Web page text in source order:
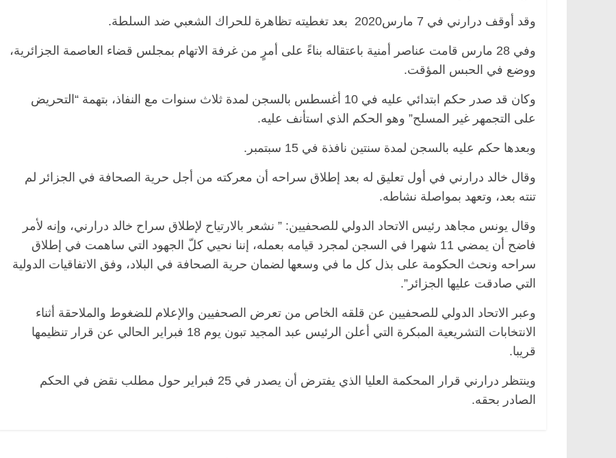
وقد أوقف درارني في 7 مارس2020 بعد تغطيته تظاهرة للحراك الشعبي ضد السلطة.
وفي 28 مارس قامت عناصر أمنية باعتقاله بناءً على أمرٍ من غرفة الاتهام بمجلس قضاء العاصمة الجزائرية،
ووضع في الحبس المؤقت.
وكان قد صدر حكم ابتدائي عليه في 10 أغسطس بالسجن لمدة ثلاث سنوات مع النفاذ، بتهمة “التحريض
على التجمهر غير المسلح” وهو الحكم الذي استأنف عليه.
وبعدها حكم عليه بالسجن لمدة سنتين نافذة في 15 سبتمبر.
وقال خالد درارني في أول تعليق له بعد إطلاق سراحه أن معركته من أجل حرية الصحافة في الجزائر لم
تنته بعد، وتعهد بمواصلة نشاطه.
وقال يونس مجاهد رئيس الاتحاد الدولي للصحفيين: ” نشعر بالارتياح لإطلاق سراح خالد درارني، وإنه لأمر
فاضح أن يمضي 11 شهرا في السجن لمجرد قيامه بعمله، إننا نحيي كلّ الجهود التي ساهمت في إطلاق
سراحه ونحث الحكومة على بذل كل ما في وسعها لضمان حرية الصحافة في البلاد، وفق الاتفاقيات الدولية
التي صادقت عليها الجزائر”.
وعبر الاتحاد الدولي للصحفيين عن قلقه الخاص من تعرض الصحفيين والإعلام للضغوط والملاحقة أثناء
الانتخابات التشريعية المبكرة التي أعلن الرئيس عبد المجيد تبون يوم 18 فبراير الحالي عن قرار تنظيمها
قريبا.
وينتظر درارني قرار المحكمة العليا الذي يفترض أن يصدر في 25 فبراير حول مطلب نقض في الحكم
الصادر بحقه.